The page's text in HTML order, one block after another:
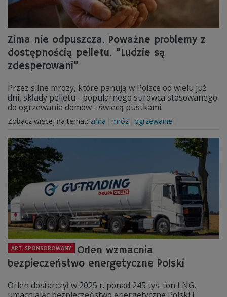
Zima nie odpuszcza. Poważne problemy z
dostępnością pelletu. "Ludzie są
zdesperowani"
Przez silne mrozy, które panują w Polsce od wielu już
dni, składy pelletu - popularnego surowca stosowanego
do ogrzewania domów - świecą pustkami.
Zobacz więcej na temat: zima mróz ogrzewanie
ART. SPONSOROWANY
Orlen wzmacnia
bezpieczeństwo energetyczne Polski
Orlen dostarczył w 2025 r. ponad 245 tys. ton LNG,